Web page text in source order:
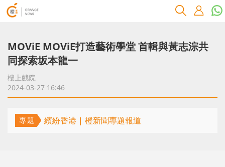
MOViE MOViE打造藝術學堂 首輯與黃志淙共
同探索坂本龍一
樓上戲院
2024-03-27 16:46
專題 繽紛香港 | 橙新聞專題報道